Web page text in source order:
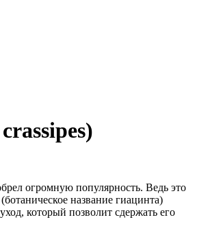
огромную популярность. Ведь это
название гиацинта)
который позволит сдержать его